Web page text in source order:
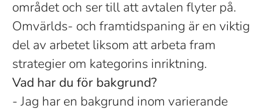
området och ser till att avtalen flyter på.
Omvärlds- och framtidspaning är en viktig
del av arbetet liksom att arbeta fram
strategier om kategorins inriktning.
Vad har du för bakgrund?
- Jag har en bakgrund inom varierande